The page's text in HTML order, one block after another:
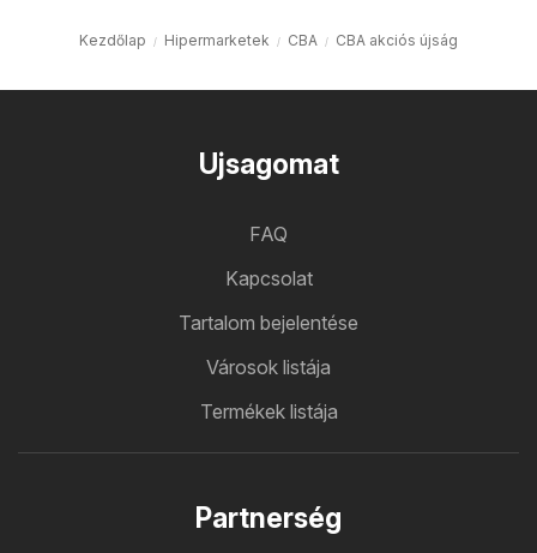
Kezdőlap Hipermarketek CBA CBA akciós újság
Ujsagomat
FAQ
Kapcsolat
Tartalom bejelentése
Városok listája
Termékek listája
Partnerség